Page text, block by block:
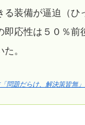
る装備が逼迫（ひ
即応性は５０％前
。
問題だらけ、解決策皆無